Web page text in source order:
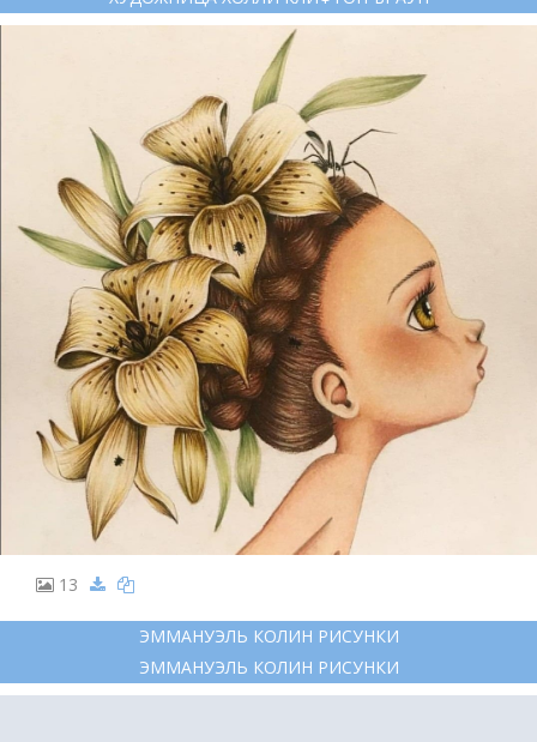
13
ЭММАНУЭЛЬ КОЛИН РИСУНКИ
ЭММАНУЭЛЬ КОЛИН РИСУНКИ